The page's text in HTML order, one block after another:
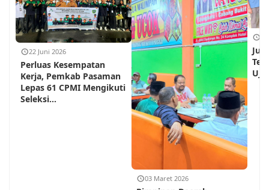
22 Juni 2026
Perluas Kesempatan
Kerja, Pemkab Pasaman
Lepas 61 CPMI Mengikuti
Seleksi...
03 Maret 2026